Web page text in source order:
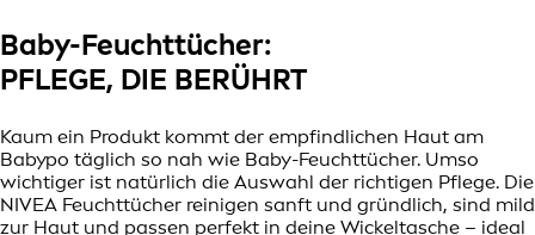
Baby-Feuchttücher:
PFLEGE, DIE BERÜHRT
Kaum ein Produkt kommt der empfindlichen Haut am
Babypo täglich so nah wie Baby-Feuchttücher. Umso
wichtiger ist natürlich die Auswahl der richtigen Pflege. Die
NIVEA Feuchttücher reinigen sanft und gründlich, sind mild
zur Haut und passen perfekt in deine Wickeltasche – ideal